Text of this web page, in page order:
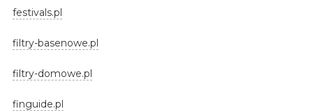
festivals.pl
filtry-basenowe.pl
filtry-domowe.pl
finguide.pl